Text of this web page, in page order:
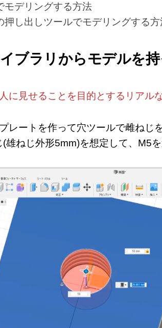
モデリングする方法
押し出しツールでモデリングする
ブラリからモデルを
に見せることを目的とするリアル
レートを作って穴ツールで雌ねじ
雄ねじ外形5mm)を想定して、M5を